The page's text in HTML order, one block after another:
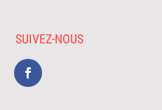
SUIVEZ-NOUS